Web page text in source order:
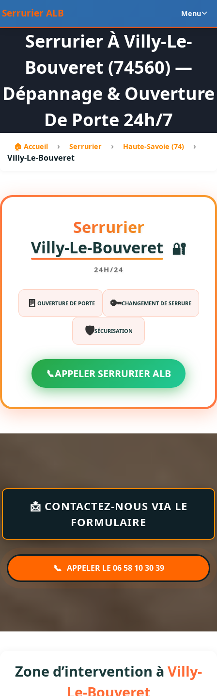
au
contenu
Serrurier ALB Menu
Serrurier À Villy-Le-
Bouveret (74560) —
Dépannage & Ouverture
De Porte 24h/7
🏠 Accueil › Serrurier › Haute-Savoie (74)
›
Villy-Le-Bouveret
Serrurier
Villy-Le-Bouveret 🔐
24H/24
🚪 OUVERTURE DE PORTE 🔑CHANGEMENT DE SERRURE
🛡️SÉCURISATION
📞APPELER SERRURIER ALB
📩 CONTACTEZ-NOUS VIA LE
FORMULAIRE
📞 APPELER LE 06 58 10 30 39
Zone d’intervention à Villy-
Le-Bouveret